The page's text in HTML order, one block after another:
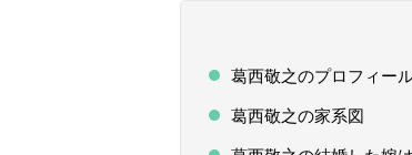
葛西敬之のプロフィー
葛西敬之の家系図